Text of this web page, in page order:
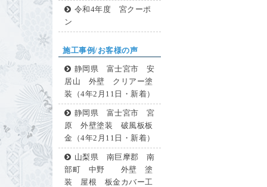
令和4年度 宮クーポ
ン
施工事例/お客様の声
静岡県 富士宮市 安
居山 外壁 クリアー塗
装（4年2月11日・新着）
静岡県 富士宮市 宮
原 外壁塗装 破風板板
金（4年2月11日・新着）
山梨県 南巨摩郡 南
部町 中野 外壁 塗
装 屋根 板金カバー工